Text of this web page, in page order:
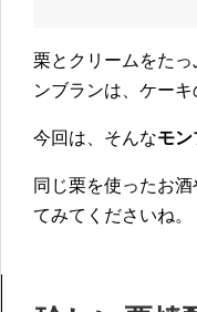
栗とクリームをた
ンブランは、ケー
今回は、そんなモ
同じ栗を使ったお
てみてくださいね。